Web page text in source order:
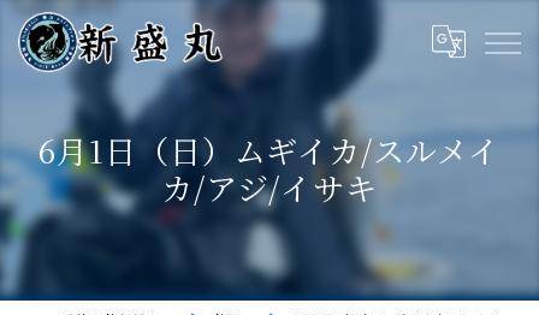
6月1日（日）ムギイカ/スルメイ
カ/アジ/イサキ